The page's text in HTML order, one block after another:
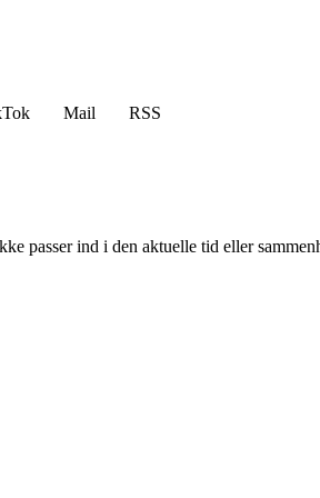
Mail
RSS
passer ind i den aktuelle tid eller